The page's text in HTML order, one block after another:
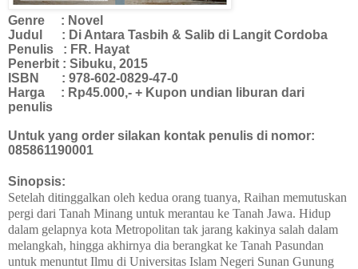
Genre
: Novel
Judul
: Di Antara Tasbih & Salib di Langit Cordoba
Penulis
: FR. Hayat
Penerbit : Sibuku, 2015
ISBN
: 978-602-0829-47-0
Harga
: Rp45.000,- + Kupon undian liburan dari
penulis
Untuk yang order silakan kontak penulis di nomor:
085861190001
Sinopsis:
Setelah ditinggalkan oleh kedua orang tuanya, Raihan memutuskan
pergi dari Tanah Minang untuk merantau ke Tanah Jawa. Hidup
dalam gelapnya kota Metropolitan tak jarang kakinya salah dalam
melangkah, hingga akhirnya dia berangkat ke Tanah Pasundan
untuk menuntut Ilmu di Universitas Islam Negeri Sunan Gunung